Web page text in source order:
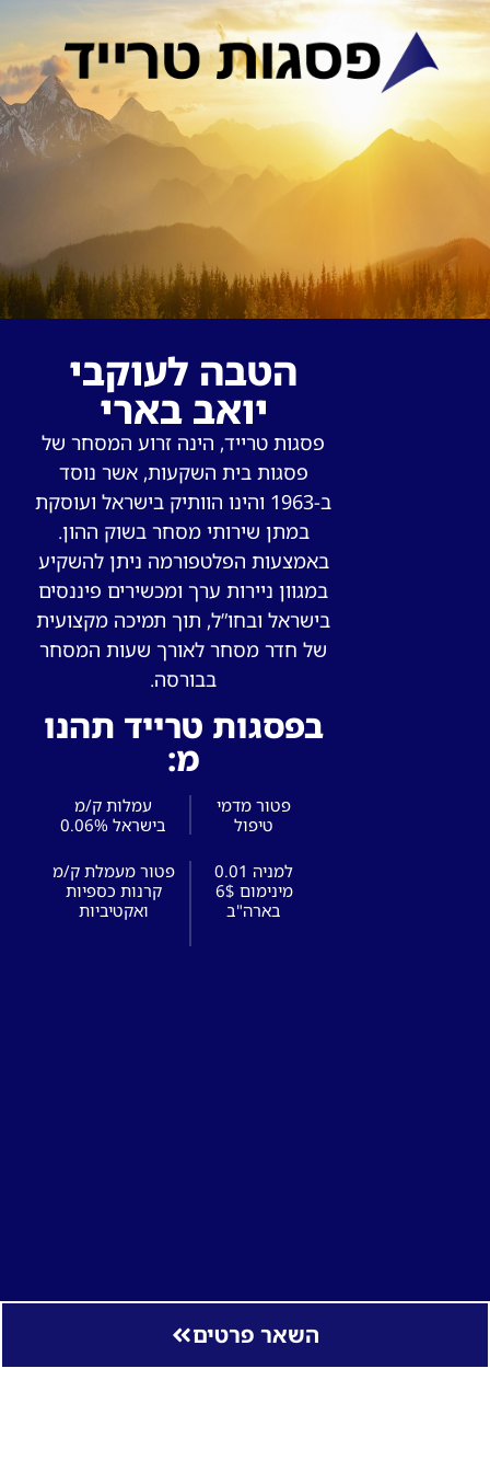
הטבה לעוקבי
יואב בארי
פסגות טרייד, הינה זרוע המסחר של
פסגות בית השקעות, אשר נוסד
ב-1963 והינו הוותיק בישראל ועוסקת
במתן שירותי מסחר בשוק ההון.
באמצעות הפלטפורמה ניתן להשקיע
במגוון ניירות ערך ומכשירים פיננסים
בישראל ובחו”ל, תוך תמיכה מקצועית
של חדר מסחר לאורך שעות המסחר
בבורסה.
בפסגות טרייד תהנו
מ:
עמלות ק/מ
בישראל 0.06%
פטור מדמי
טיפול
פטור מעמלת ק/מ
קרנות כספיות
ואקטיביות
0.01 למניה
מינימום 6$
בארה"ב
השאר פרטים